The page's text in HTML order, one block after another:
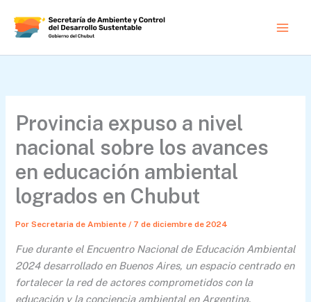
contenido
Provincia expuso a nivel
nacional sobre los avances
en educación ambiental
logrados en Chubut
PorSecretaria de Ambiente/ 7 de diciembre de 2024
Fue durante el Encuentro Nacional de Educación Ambiental
2024 desarrollado en Buenos Aires, un espacio centrado en
fortalecer la red de actores comprometidos con la
educación y la conciencia ambiental en Argentina.